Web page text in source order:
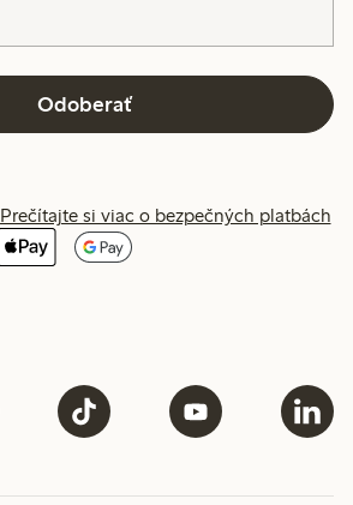
Odoberať
Prečítajte si viac o bezpečných platbách